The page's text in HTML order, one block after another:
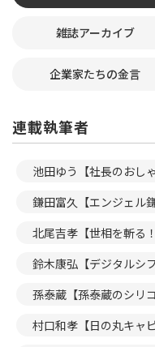
雑誌アーカイブ
企業家たちの金言
連載執筆者
池田ゆう【社長のおしゃ
鎌田富久【エンジェル鎌
北尾吉孝【世相を斬る！
鈴木康弘【デジタルシ
孫泰蔵【孫泰蔵のシリ
村口和孝【日の丸キャ